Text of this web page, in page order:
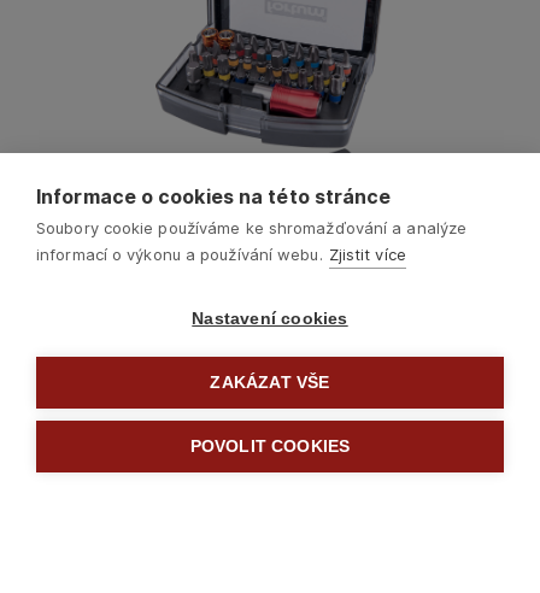
Další
Informace o cookies na této stránce
Soubory cookie používáme ke shromažďování a analýze
informací o výkonu a používání webu. Zjistit více
Nastavení cookies
ZAKÁZAT VŠE
POVOLIT COOKIES